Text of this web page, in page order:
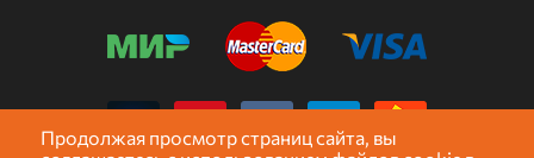
Продолжая просмотр страниц сайта, вы